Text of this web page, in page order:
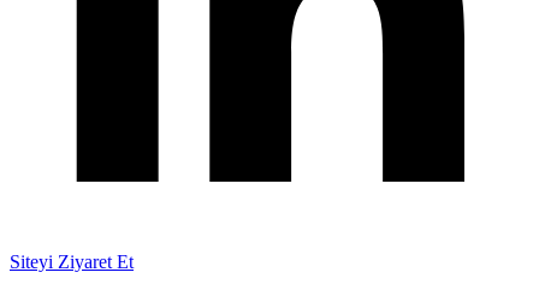
Siteyi Ziyaret Et